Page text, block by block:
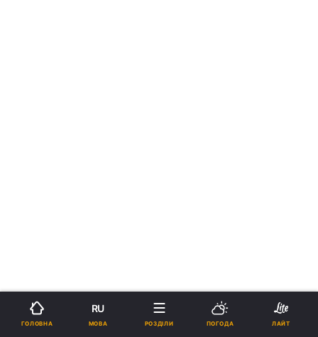
ГОЛОВНА
RU
МОВА РОЗДІЛИ ПОГОДА ЛАЙТ